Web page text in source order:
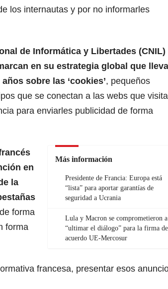
los internautas y por no informarles
de Informática y Libertades (CNIL)
en su estrategia global que lleva
sobre las ‘cookies’, pequeños
que se conectan a las webs que
para enviarles publicidad de forma
Más información
Presidente de Francia: Europa está
“lista” para aportar garantías de
seguridad a Ucrania
Lula y Macron se comprometieron a
“ultimar el diálogo” para la firma
acuerdo UE-Mercosur
en
la
de forma
forma
francesa, presentar esos